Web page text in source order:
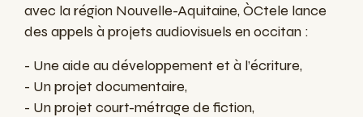
avec la région Nouvelle-Aquitaine, ÒCtele lance
des appels à projets audiovisuels en occitan :
- Une aide au développement et à l’écriture,
- Un projet documentaire,
- Un projet court-métrage de fiction,